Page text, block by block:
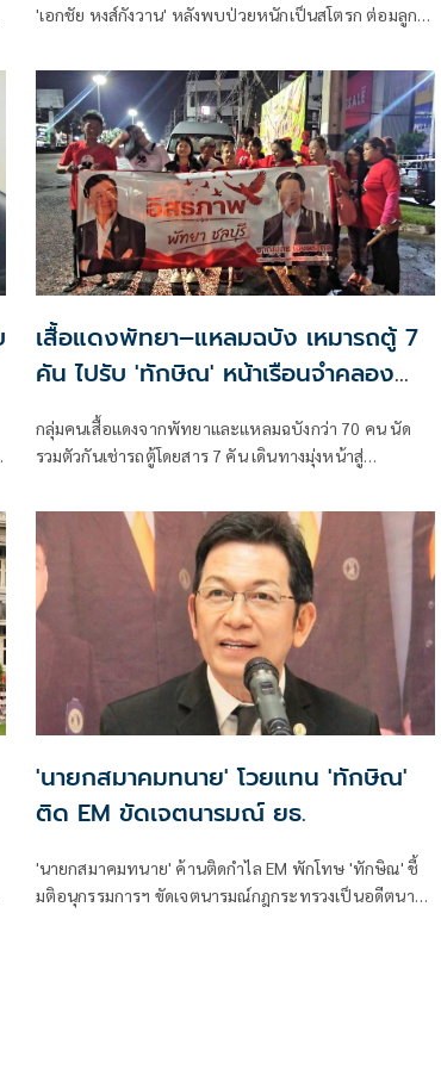
'เอกชัย หงส์กังวาน' หลังพบป่วยหนักเป็นสโตรก ต่อมลูก
แจงมาตรฐาน
เสื้อแดงพัทยา–แหลมฉบัง เหมารถตู้ 7
คัน ไปรับ 'ทักษิณ' หน้าเรือนจำคลอง
กลุ่มคนเสื้อแดงจากพัทยาและแหลมฉบังกว่า 70 คน นัด
รวมตัวกันเช่ารถตู้โดยสาร 7 คัน เดินทางมุ่งหน้าสู่
'นายกสมาคมทนาย' โวยแทน 'ทักษิณ'
ติด EM ขัดเจตนารมณ์ ยธ.
'นายกสมาคมทนาย' ค้านติดกำไล EM พักโทษ 'ทักษิณ' ชี้
มติอนุกรรมการฯ ขัดเจตนารมณ์กฎกระทรวงเป็นอดีตนายก